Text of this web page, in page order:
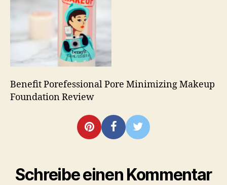
Benefit Porefessional Pore Minimizing Makeup
Foundation Review
Schreibe einen Kommentar